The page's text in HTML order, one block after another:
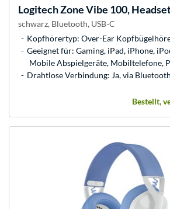
LogitechZone Vibe 100,
schwarz, Bluetooth, USB-C
Kopfhörertyp: Over-Ear
Geeignet für: Gaming, iPad, iPhone,
Mobile Abspielgeräte, Mobiltelefone,
Drahtlose Verbindung: Ja, via Bluetooth
Bestellt,